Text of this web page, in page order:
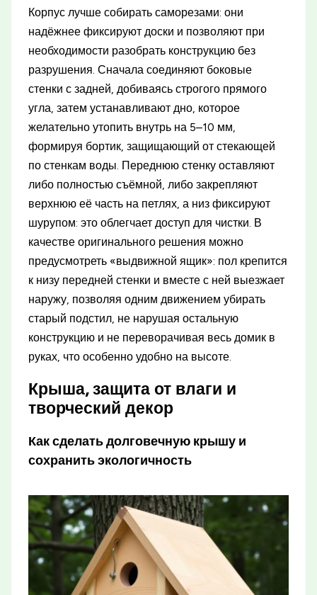
Корпус лучше собирать саморезами: они
надёжнее фиксируют доски и позволяют при
необходимости разобрать конструкцию без
разрушения. Сначала соединяют боковые
стенки с задней, добиваясь строгого прямого
угла, затем устанавливают дно, которое
желательно утопить внутрь на 5–10 мм,
формируя бортик, защищающий от стекающей
по стенкам воды. Переднюю стенку оставляют
либо полностью съёмной, либо закрепляют
верхнюю её часть на петлях, а низ фиксируют
шурупом: это облегчает доступ для чистки. В
качестве оригинального решения можно
предусмотреть «выдвижной ящик»: пол крепится
к низу передней стенки и вместе с ней выезжает
наружу, позволяя одним движением убирать
старый подстил, не нарушая остальную
конструкцию и не переворачивая весь домик в
руках, что особенно удобно на высоте.
Крыша, защита от влаги и
творческий декор
Как сделать долговечную крышу и
сохранить экологичность